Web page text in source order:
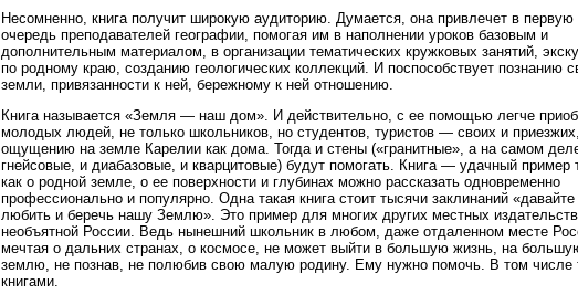
Несомненно, книга получит широкую аудиторию. Думается, она привлечет в первую
очередь преподавателей географии, помогая им в наполнении уроков базовым и
дополнительным материалом, в организации тематических кружковых занятий,
по родному краю, созданию геологических коллекций. И поспособствует познанию
земли, привязанности к ней, бережному к ней отношению.
Книга называется «Земля — наш дом». И действительно, с ее помощью легче
молодых людей, не только школьников, но студентов, туристов — своих и
ощущению на земле Карелии как дома. Тогда и стены («гранитные», а на самом
гнейсовые, и диабазовые, и кварцитовые) будут помогать. Книга — удачный пример
как о родной земле, о ее поверхности и глубинах можно рассказать одновременно
профессионально и популярно. Одна такая книга стоит тысячи заклинаний «давайте
любить и беречь нашу Землю». Это пример для многих других местных издательств
необъятной России. Ведь нынешний школьник в любом, даже отдаленном месте
мечтая о дальних странах, о космосе, не может выйти в большую жизнь, на
землю, не познав, не полюбив свою малую родину. Ему нужно помочь. В том числе
книгами.